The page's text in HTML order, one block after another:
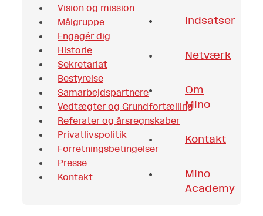
Indsatser
Netværk
Om
Mino
Kontakt
Mino
Academy
Vision og mission
Målgruppe
Engagér dig
Historie
Sekretariat
Bestyrelse
Samarbejdspartnere
Vedtægter og Grundfortælling
Referater og årsregnskaber
Privatlivspolitik
Forretningsbetingelser
Presse
Kontakt